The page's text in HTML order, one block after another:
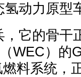
氢动力原型
它的骨干
WEC）的
料系统，